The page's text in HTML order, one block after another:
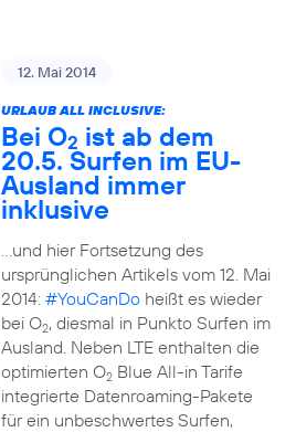
12. Mai 2014
URLAUB ALL INCLUSIVE:
Bei O2 ist ab dem
20.5. Surfen im EU-
Ausland immer
inklusive
…und hier Fortsetzung des
ursprünglichen Artikels vom 12. Mai
2014: #YouCanDoheißt es wieder
bei O2, diesmal in Punkto Surfen im
Ausland. Neben LTE enthalten die
optimierten O2Blue All-in Tarife
integrierte Datenroaming-Pakete
für ein unbeschwertes Surfen,